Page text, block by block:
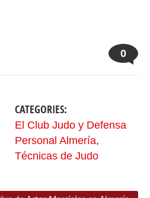
0
CATEGORIES:
El Club Judo y Defensa
Personal Almería,
Técnicas de Judo